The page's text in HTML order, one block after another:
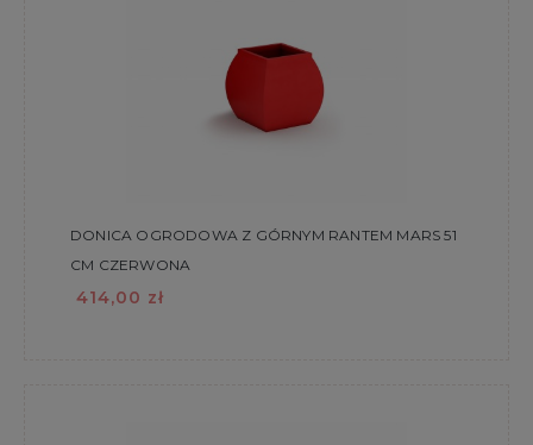
DONICA OGRODOWA Z GÓRNYM RANTEM MARS 51
CM CZERWONA
414,00 zł